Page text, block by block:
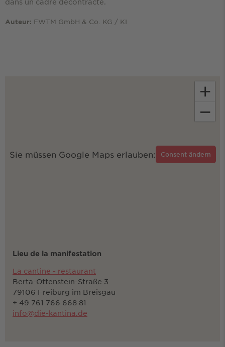
Auteur: FWTM GmbH & Co. KG / KI
Sie müssen Google Maps erlauben: Consent ändern
+
−
Lieu de la manifestation
La cantine - restaurant
Berta-Ottenstein-Straße 3
79106 Freiburg im Breisgau
+ 49 761 766 668 81
info@die-kantina.de